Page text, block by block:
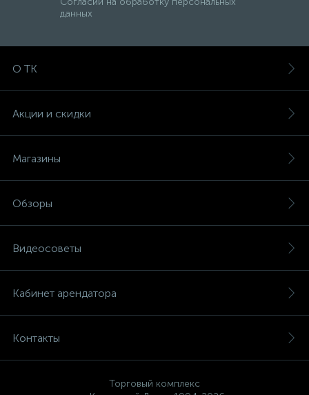
данных
О ТК
Акции и скидки
Магазины
Обзоры
Видеосоветы
Кабинет арендатора
Контакты
Торговый комплекс